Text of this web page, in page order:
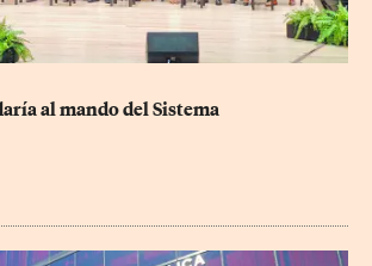
al mando del Sistema